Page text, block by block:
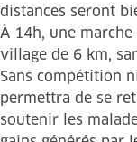
distances seront
À 14h, une
village de 6 km,
Sans compétition
permettra de se
soutenir les